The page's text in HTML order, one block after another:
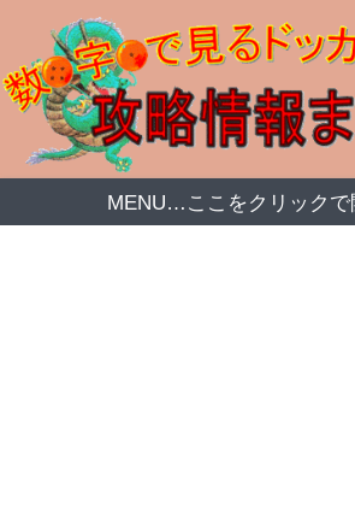
MENU…ここをクリックで